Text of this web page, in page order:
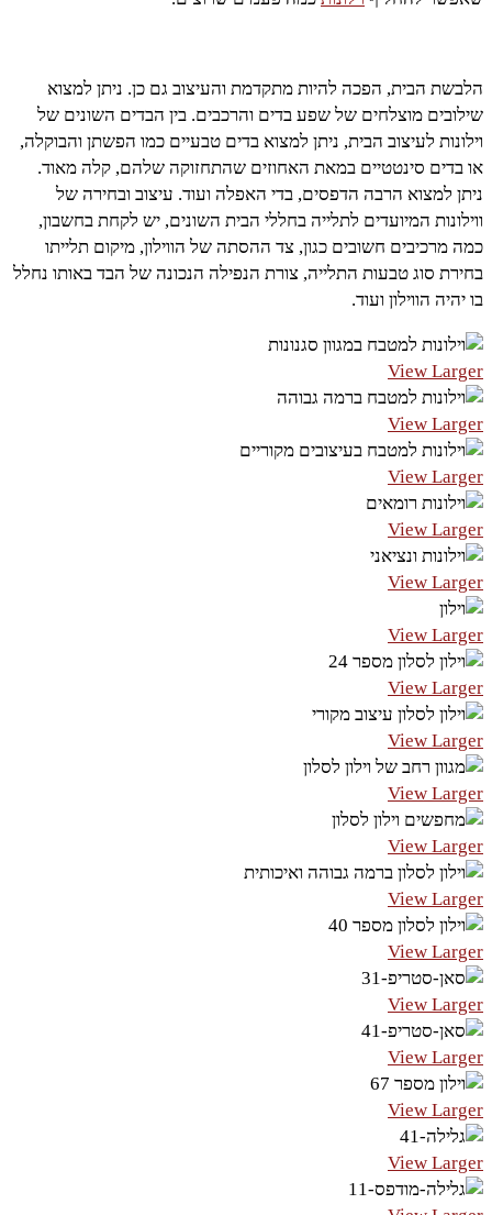
הלבשת הבית, הפכה להיות מתקדמת והעיצוב גם כן. ניתן למצוא
שילובים מוצלחים של שפע בדים והרכבים. בין הבדים השונים של
וילונות לעיצוב הבית, ניתן למצוא בדים טבעיים כמו הפשתן והבוקלה,
או בדים סינטטיים במאת האחוזים שהתחזוקה שלהם, קלה מאוד.
ניתן למצוא הרבה הדפסים, בדי האפלה ועוד. עיצוב ובחירה של
ווילונות המיועדים לתלייה בחללי הבית השונים, יש לקחת בחשבון,
כמה מרכיבים חשובים כגון, צד ההסתה של הווילון, מיקום תלייתו
בחירת סוג טבעות התלייה, צורת הנפילה הנכונה של הבד באותו נחלל
בו יהיה הווילון ועוד.
View Larger
View Larger
View Larger
View Larger
View Larger
View Larger
View Larger
View Larger
View Larger
View Larger
View Larger
View Larger
View Larger
View Larger
View Larger
View Larger